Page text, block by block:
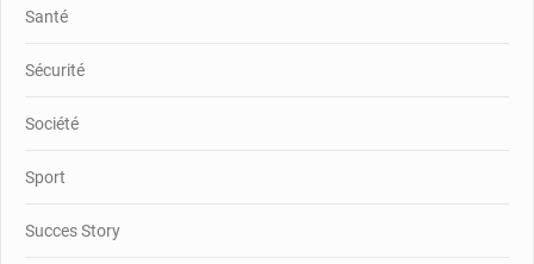
Santé
Sécurité
Société
Sport
Succes Story